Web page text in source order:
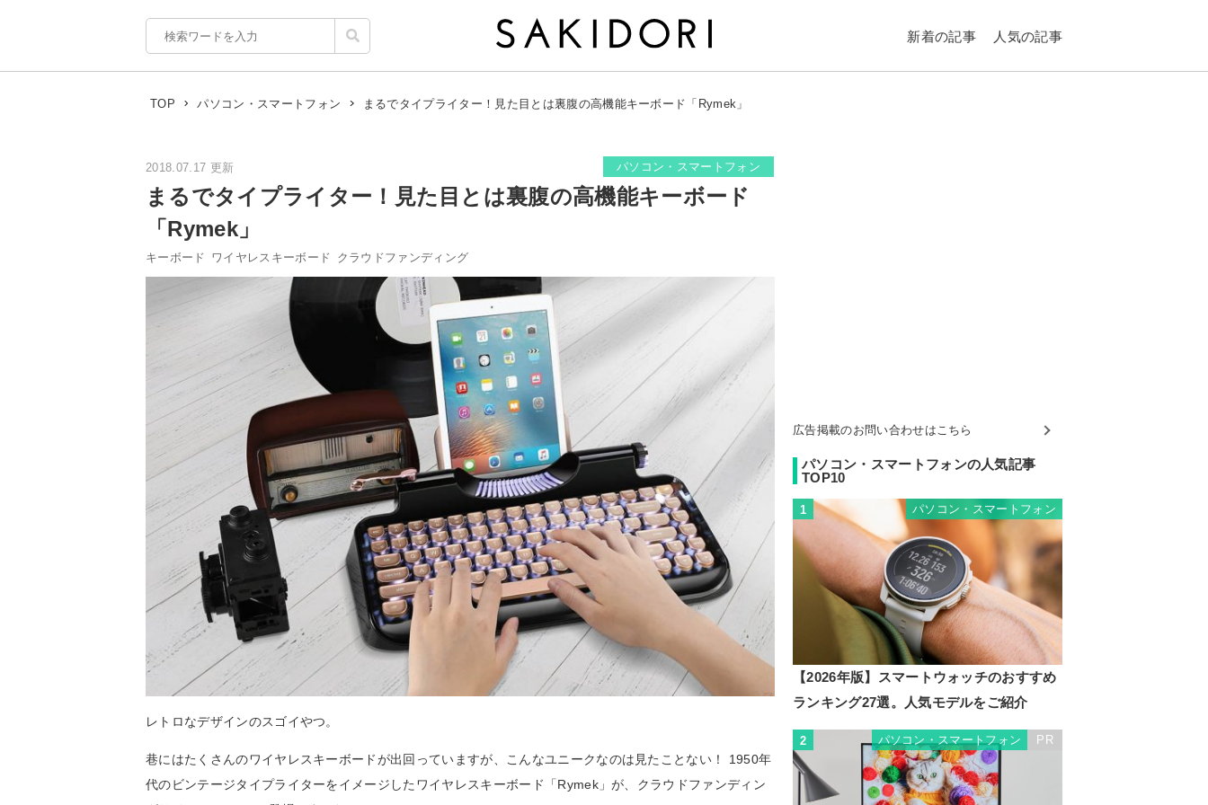
新着の記事 人気の記事
TOP パソコン・スマートフォン まるでタイプライター！見た目とは裏腹の高機能キーボード「Rymek」
2018.07.17 更新 パソコン・スマートフォン
まるでタイプライター！見た目とは裏腹の高機能キーボード
「Rymek」
キーボード ワイヤレスキーボード クラウドファンディング
レトロなデザインのスゴイやつ。
巷にはたくさんのワイヤレスキーボードが出回っていますが、こんなユニークなのは見たことない！ 1950年
代のビンテージタイプライターをイメージしたワイヤレスキーボード「Rymek」が、クラウドファンディン
広告掲載のお問い合わせはこちら
パソコン・スマートフォンの人気記事
TOP10
1 パソコン・スマートフォン
【2026年版】スマートウォッチのおすすめ
ランキング27選。人気モデルをご紹介
2 パソコン・スマートフォン PR